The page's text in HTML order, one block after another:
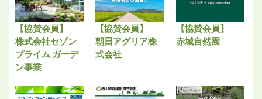
【協賛会員】
株式会社セゾン
プライム ガーデ
ン事業
【協賛会員】
朝日アグリア株
式会社
【協賛会員】
赤城自然園